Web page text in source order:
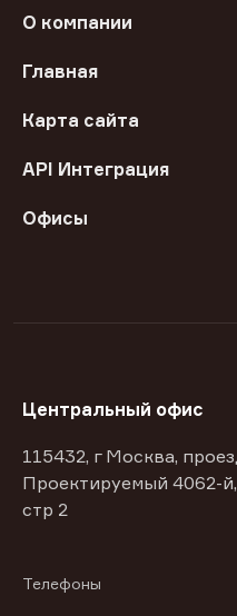
О компании
Главная
Карта сайта
API Интеграция
Офисы
Центральный офис
115432, г Москва,
Проектируемый 4062-
стр 2
Телефоны